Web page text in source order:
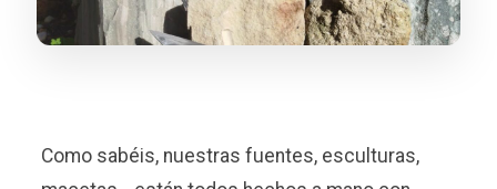
Como sabéis, nuestras fuentes, esculturas,